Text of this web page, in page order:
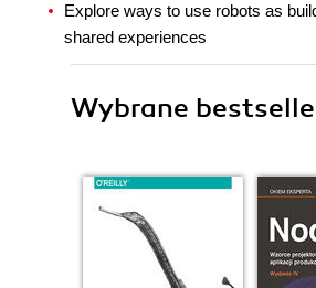
Explore ways to use robots as
shared experiences
Wybrane